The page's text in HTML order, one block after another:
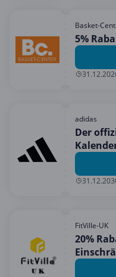
Basket-
5%
adidas
Der
einen
FitVille-UK
20%